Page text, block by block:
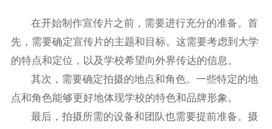
在开始制作宣传片之前，需要进行充分的准备。首
先，需要确定宣传片的主题和目标。这需要考虑到大学
的特点和定位，以及学校希望向外界传达的信息。
其次，需要确定拍摄的地点和角色。一些特定的地
点和角色能够更好地体现学校的特色和品牌形象。
最后，拍摄所需的设备和团队也需要提前准备。摄